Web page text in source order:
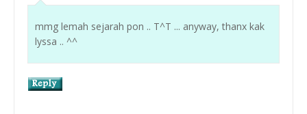
mmg lemah sejarah pon .. T^T ... anyway, thanx kak
lyssa .. ^^